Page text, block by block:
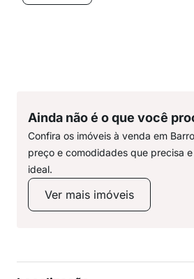
Ainda não é o que você
Confira os imóveis à venda em
preço e comodidades que precisa
ideal.
Ver mais imóveis